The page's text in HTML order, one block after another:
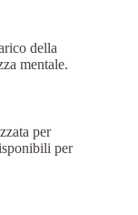
della
mentale.
per
per